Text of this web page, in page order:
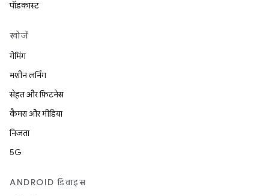
पॉडकास्ट
खोजें
गेमिंग
मशीन लर्निंग
सेहत और फ़िटनेस
कैमरा और मीडिया
निजता
5G
ANDROID डिवाइस